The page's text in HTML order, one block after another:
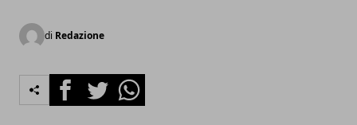
di Redazione
FacebookTwitterWhatsapp